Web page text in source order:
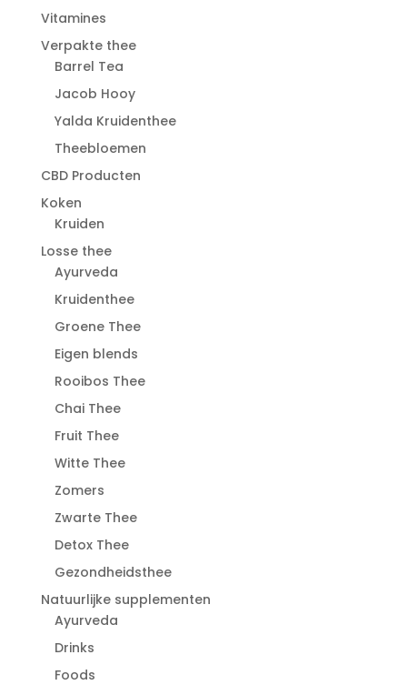
Vitamines
Verpakte thee
Barrel Tea
Jacob Hooy
Yalda Kruidenthee
Theebloemen
CBD Producten
Koken
Kruiden
Losse thee
Ayurveda
Kruidenthee
Groene Thee
Eigen blends
Rooibos Thee
Chai Thee
Fruit Thee
Witte Thee
Zomers
Zwarte Thee
Detox Thee
Gezondheidsthee
Natuurlijke supplementen
Ayurveda
Drinks
Foods